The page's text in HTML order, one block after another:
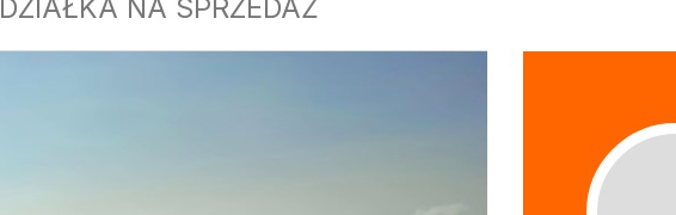
DZIAŁKA NA SPRZEDAŻ